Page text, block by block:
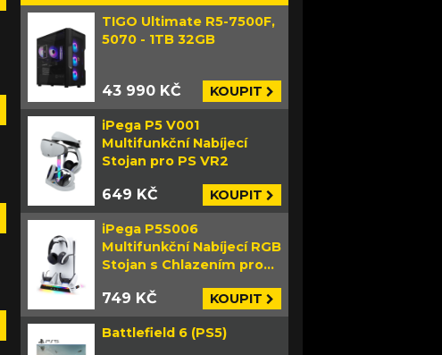
TIGO Ultimate R5-7500F,
5070 - 1TB 32GB
43 990 KČ KOUPIT
iPega P5 V001
Multifunkční Nabíjecí
Stojan pro PS VR2
649 KČ KOUPIT
iPega P5S006
Multifunkční Nabíjecí RGB
Stojan s Chlazením pro
749 KČ KOUPIT
Battlefield 6 (PS5)